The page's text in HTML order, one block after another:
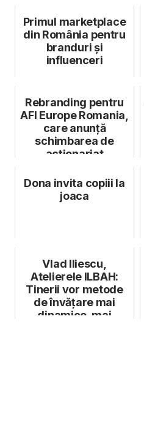
Primul marketplace
din România pentru
branduri și
influenceri
Rebranding pentru
AFI Europe Romania,
care anunță
schimbarea de
acționariat
Dona invita copiii la
joaca
Vlad Iliescu,
Atelierele ILBAH:
Tinerii vor metode
de învățare mai
dinamice, mai